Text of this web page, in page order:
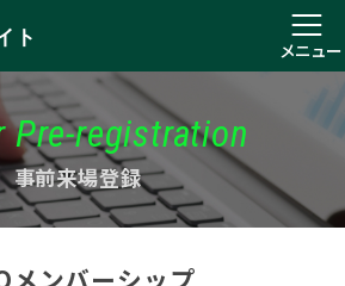
ト
メニュー
Pre-registration
事前来場登録
メンバーシップ